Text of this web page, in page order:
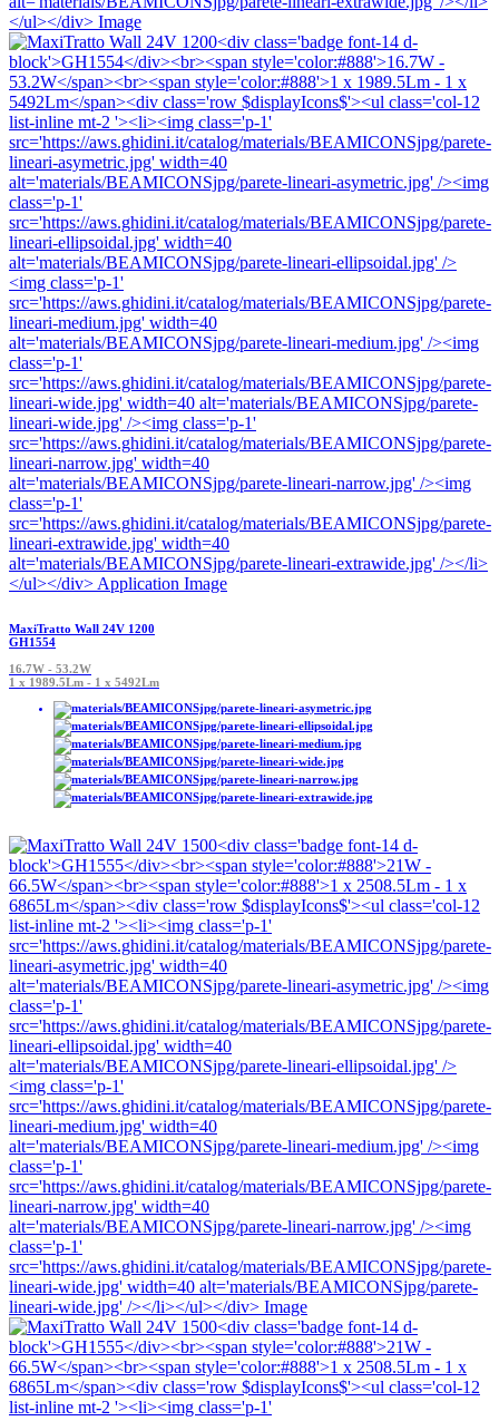
MaxiTratto Wall 24V 1200
GH1554
16.7W - 53.2W
1 x 1989.5Lm - 1 x 5492Lm